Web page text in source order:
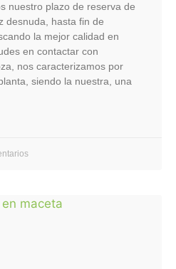
nuestro plazo de reserva de
desnuda, hasta fin de
la mejor calidad en
en contactar con
nos caracterizamos por
siendo la nuestra, una